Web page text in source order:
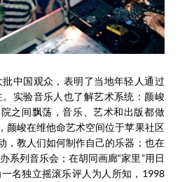
中国观众，表明了当地年轻人通过
实验音乐人也了解艺术系统：颜峻
之间飘荡，音乐、艺术和出版都做
颜峻在维他命艺术空间位于苹果社区
，教人们如何制作自己的乐器；也在
系列音乐会；在胡同画廊“家里”用日
名独立摇滚乐评人为人所知，1998